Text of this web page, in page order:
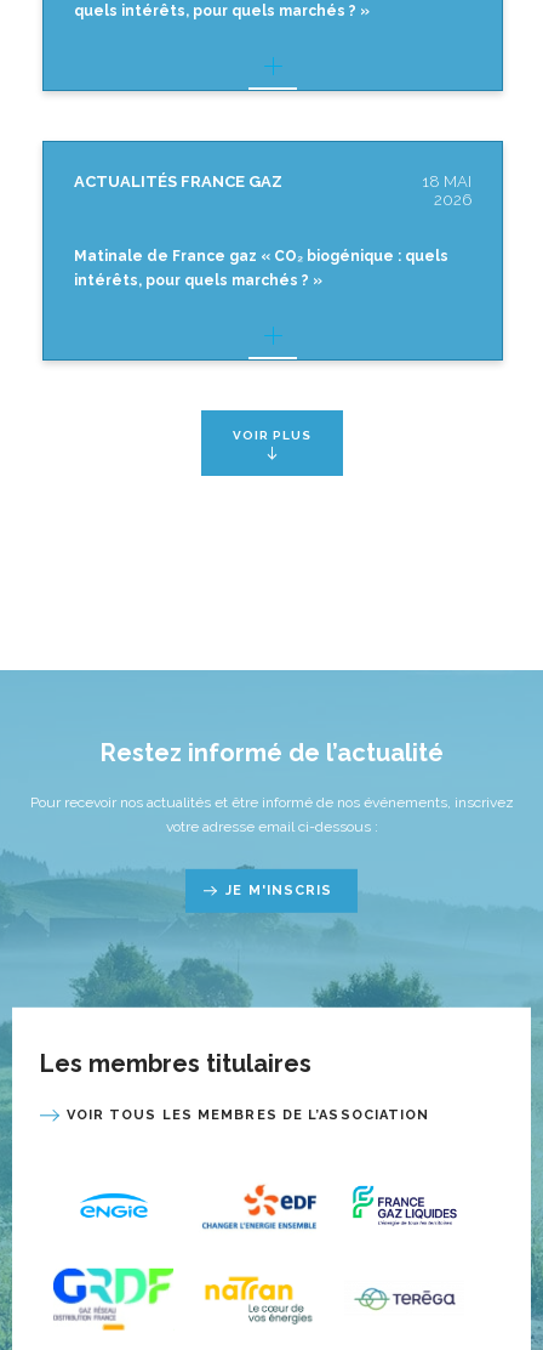
quels intérêts, pour quels marchés ? »
ACTUALITÉS FRANCE GAZ
18 MAI
2026
Matinale de France gaz « CO₂ biogénique : quels
intérêts, pour quels marchés ? »
VOIR PLUS
Restez informé de l’actualité
Pour recevoir nos actualités et être informé de nos événements, inscrivez
votre adresse email ci-dessous :
JE M'INSCRIS
Les membres titulaires
VOIR TOUS LES MEMBRES DE L’ASSOCIATION